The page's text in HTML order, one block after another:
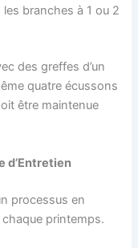
branches à 1 ou 2
des greffes d’un
quatre écussons
être maintenue
d’Entretien
processus en
printemps.